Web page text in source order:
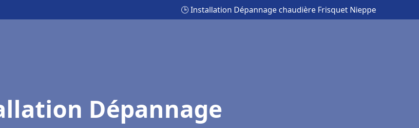
🕒 Installation Dépannage chaudière Frisquet Nieppe
Dépannage